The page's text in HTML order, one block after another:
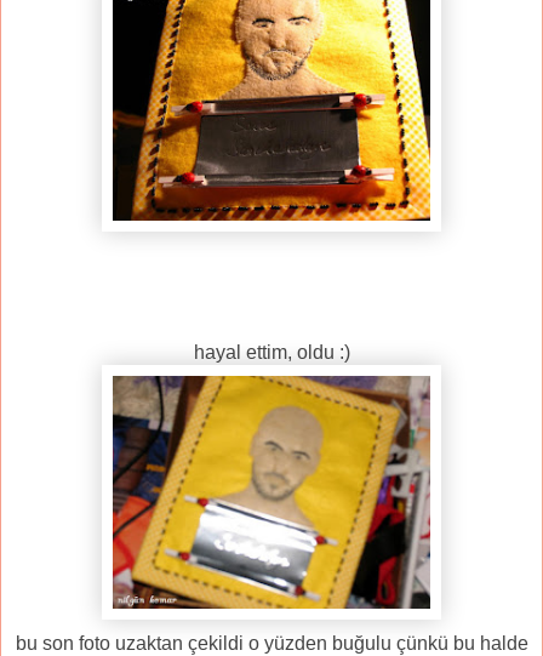
hayal ettim, oldu :)
bu son foto uzaktan çekildi o yüzden buğulu çünkü bu halde